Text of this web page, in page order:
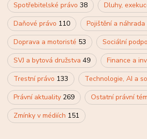
Spotřebitelské právo 38 Dluhy,
Daňové právo 110 Pojištění a náhrada
Doprava a motoristé 53 Sociální
SVJ a bytová družstva 49 Finance a
Trestní právo 133 Technologie, AI a
Právní aktuality 269 Ostatní právní
Zmínky v médiích 151